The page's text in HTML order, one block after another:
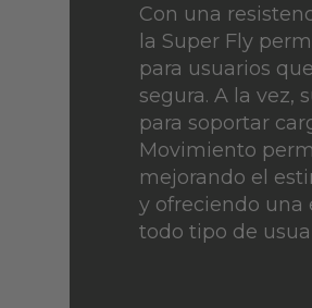
Con una
la Super Fly
para usuarios
segura. A la vez,
para soportar
Movimiento
mejorando el
y ofreciendo una
todo tipo de